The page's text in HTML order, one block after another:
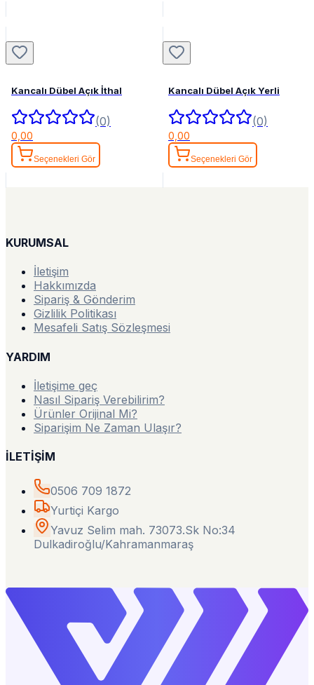
Kancalı Dübel Açık İthal
(0)
0,00
Seçenekleri Gör
Kancalı Dübel Açık Yerli
(0)
0,00
Seçenekleri Gör
KURUMSAL
İletişim
Hakkımızda
Sipariş & Gönderim
Gizlilik Politikası
Mesafeli Satış Sözleşmesi
YARDIM
İletişime geç
Nasıl Sipariş Verebilirim?
Ürünler Orijinal Mi?
Siparişim Ne Zaman Ulaşır?
İLETİŞİM
0506 709 1872
Yurtiçi Kargo
Yavuz Selim mah. 73073.Sk No:34
Dulkadiroğlu/Kahramanmaraş